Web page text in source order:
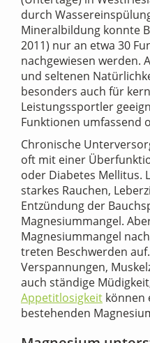
durch
Mineralbildung konnte
2011) nur an etwa 30
nachgewiesen werden.
und seltenen
besonders auch für
Leistungssportler
Funktionen umfassend
Chronische
oft mit einer
oder Diabetes Mellitus.
starkes Rauchen,
Entzündung der
Magnesiummangel.
Magnesiummangel
treten Beschwerden
Verspannungen,
auch ständige
Appetitlosigkeit können
bestehenden